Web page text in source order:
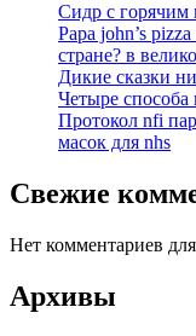
Сидр с горячим
Papa john’s
стране? в
Дикие сказки
Четыре способа
Протокол nfi
масок для nhs
Свежие
Нет комментариев
Архивы